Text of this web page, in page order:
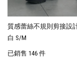
質感蕾絲不規則剪接設
白 S/M
已銷售 146 件